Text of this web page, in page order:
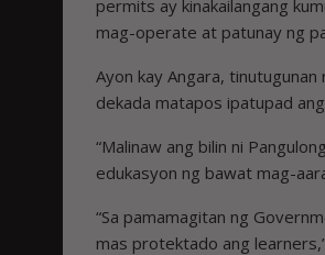
permits ay kinakailangang
mag-operate at patunay ng
Ayon kay Angara,
dekada matapos ipatupad
“Malinaw ang bilin ni
edukasyon ng bawat mag-
“Sa pamamagitan ng
mas protektado ang